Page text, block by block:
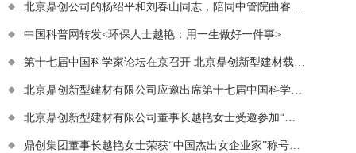
北京鼎创公司的杨绍平和刘春山同志，陪同中管院曲睿晶主任一同前往河北唐山曹妃甸，对京冀曹妃甸协同发展示范区建设投资有限公司
中国科普网转发<环保人士越艳：用一生做好一件事>
第十七届中国科学家论坛在京召开 北京鼎创新型建材载誉而归
北京鼎创新型建材有限公司应邀出席第十七届中国科学家论坛，并荣获 中国科技创新先进单位 荣誉奖项！
北京鼎创新型建材有限公司董事长越艳女士受邀参加“第十七届中国科学家论坛”
鼎创集团董事长越艳女士荣获“中国杰出女企业家”称号，入刊《人民代表报》